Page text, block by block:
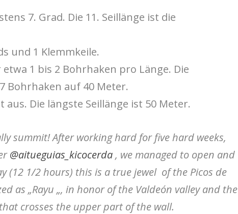
7. Grad. Die 11. Seillänge ist die
und 1 Klemmkeile.
1 bis 2 Bohrhaken pro Länge. Die
Bohrhaken auf 40 Meter.
aus. Die längste Seillänge ist 50 Meter.
summit! After working hard for five hard weeks,
@aitueguias_kicocerda, we managed to open and
(12 1/2 hours) this is a true jewel of the Picos de
as „Rayu „, in honor of the Valdeón valley and the
crosses the upper part of the wall.